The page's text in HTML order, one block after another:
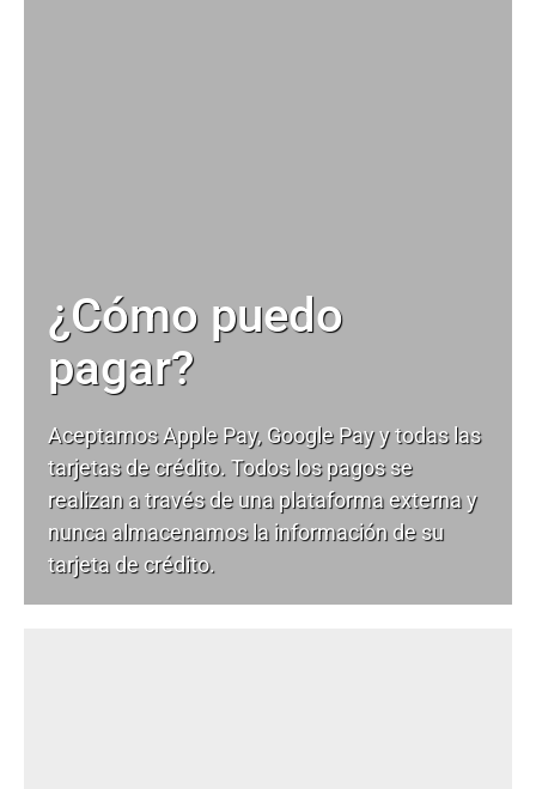
¿Cómo puedo
pagar?
Aceptamos Apple Pay, Google Pay y todas las
tarjetas de crédito. Todos los pagos se
realizan a través de una plataforma externa y
nunca almacenamos la información de su
tarjeta de crédito.